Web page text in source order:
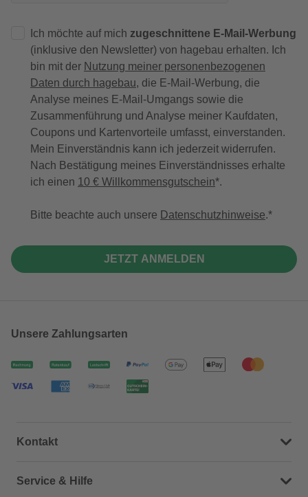
Ich möchte auf mich zugeschnittene E-Mail-Werbung
(inklusive den Newsletter) von hagebau erhalten. Ich
bin mit der Nutzung meiner personenbezogenen
Daten durch hagebau, die E-Mail-Werbung, die
Analyse meines E-Mail-Umgangs sowie die
Zusammenführung und Analyse meiner Kaufdaten,
Coupons und Kartenvorteile umfasst, einverstanden.
Mein Einverständnis kann ich jederzeit widerrufen.
Nach Bestätigung meines Einverständnisses erhalte
ich einen 10 € Willkommensgutschein*.
Bitte beachte auch unsere Datenschutzhinweise.
JETZT ANMELDEN
Unsere Zahlungsarten
Kontakt
Dein Kontakt zu uns
Service & Hilfe